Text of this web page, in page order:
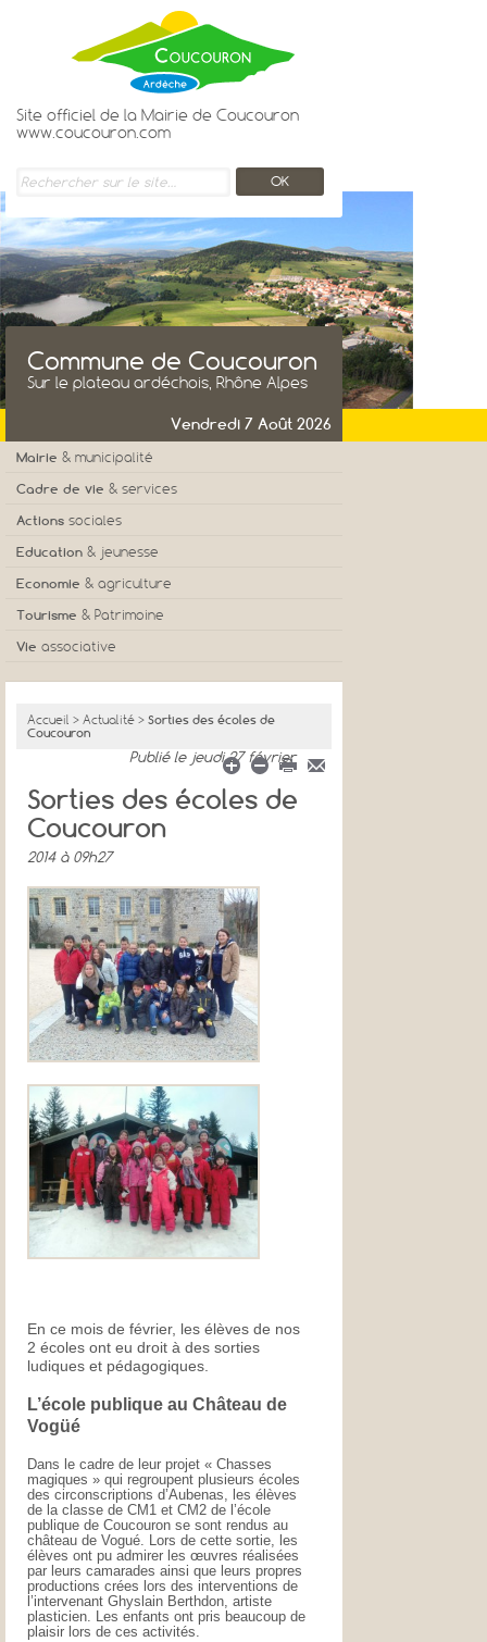
Commune de Coucouron
Sur le plateau ardéchois, Rhône Alpes
Vendredi 7 Août 2026
Mairie & municipalité
Cadre de vie & services
Actions sociales
Education & jeunesse
Economie & agriculture
Tourisme & Patrimoine
Vie associative
Accueil > Actualité > Sorties des écoles de
Coucouron
Sorties des écoles de
Coucouron
Publié le jeudi 27 février
2014 à 09h27
En ce mois de février, les élèves de nos
2 écoles ont eu droit à des sorties
ludiques et pédagogiques.
L’école publique au Château de
Vogüé
Dans le cadre de leur projet « Chasses
magiques » qui regroupent plusieurs écoles
des circonscriptions d’Aubenas, les élèves
de la classe de CM1 et CM2 de l’école
publique de Coucouron se sont rendus au
château de Vogué. Lors de cette sortie, les
élèves ont pu admirer les œuvres réalisées
par leurs camarades ainsi que leurs propres
productions crées lors des interventions de
l’intervenant Ghyslain Berthdon, artiste
plasticien. Les enfants ont pris beaucoup de
plaisir lors de ces activités.
Site officiel de la Mairie de Coucouron
www.coucouron.com